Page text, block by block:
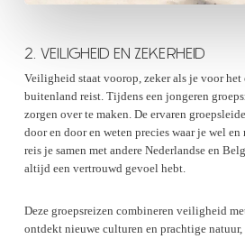
2. VEILIGHEID EN ZEKERHEID
Veiligheid staat voorop, zeker als je voor het
buitenland reist. Tijdens een jongeren
zorgen over te maken. De ervaren
door en door en weten precies waar je wel
reis je samen met andere Nederlandse en
altijd een vertrouwd gevoel hebt.
Deze groepsreizen combineren veiligheid
ontdekt nieuwe culturen en prachtige